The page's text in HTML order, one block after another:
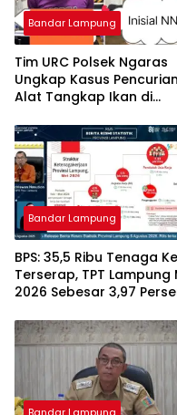
Bandar Lampung
Tim URC Polsek Ngaras
Ungkap Kasus Pencurian
Alat Tangkap Ikan di
Terduga Pelaku
Diamankan.
Bandar Lampung
BPS: 35,5 Ribu Tenaga
Terserap, TPT Lampung
2026 Sebesar 3,97